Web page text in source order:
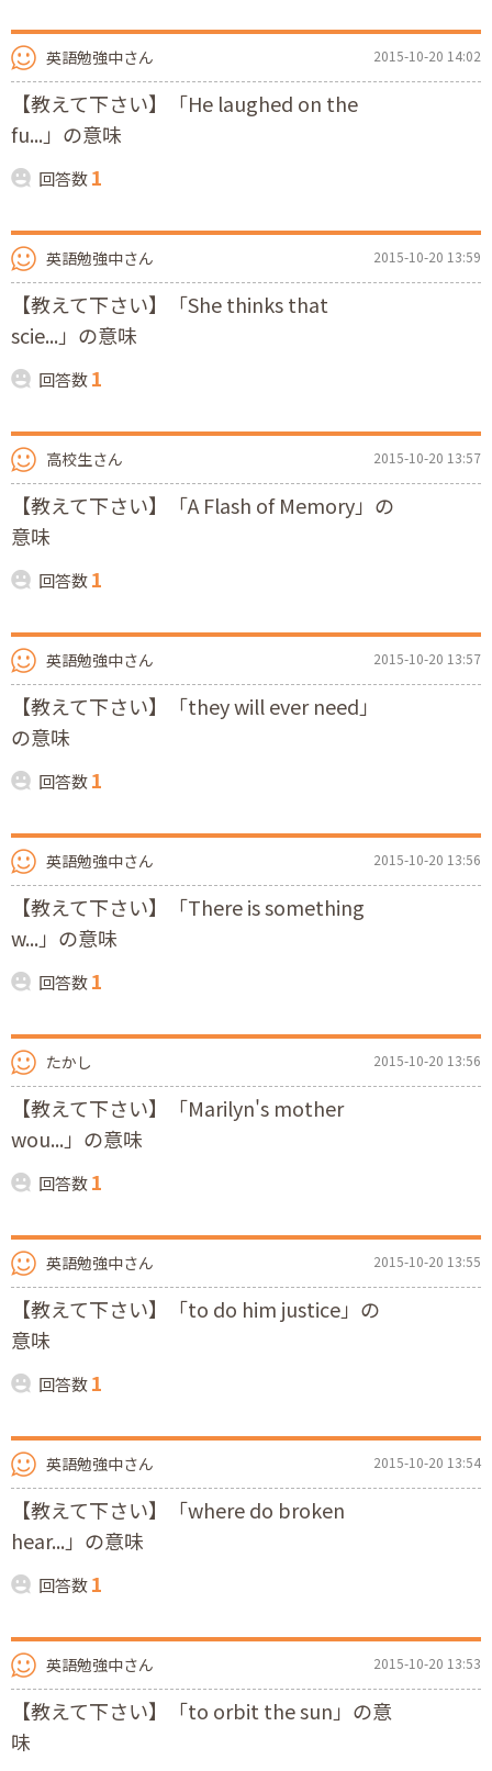
英語勉強中さん 2015-10-20 14:02
【教えて下さい】「He laughed on the
fu...」の意味
回答数1
英語勉強中さん 2015-10-20 13:59
【教えて下さい】「She thinks that
scie...」の意味
回答数1
高校生さん 2015-10-20 13:57
【教えて下さい】「A Flash of Memory」の
意味
回答数1
英語勉強中さん 2015-10-20 13:57
【教えて下さい】「they will ever need」
の意味
回答数1
英語勉強中さん 2015-10-20 13:56
【教えて下さい】「There is something
w...」の意味
回答数1
たかし 2015-10-20 13:56
【教えて下さい】「Marilyn's mother
wou...」の意味
回答数1
英語勉強中さん 2015-10-20 13:55
【教えて下さい】「to do him justice」の
意味
回答数1
英語勉強中さん 2015-10-20 13:54
【教えて下さい】「where do broken
hear...」の意味
回答数1
英語勉強中さん 2015-10-20 13:53
【教えて下さい】「to orbit the sun」の意
味